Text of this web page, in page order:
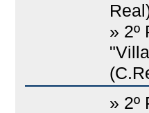
» 2º
» 2º